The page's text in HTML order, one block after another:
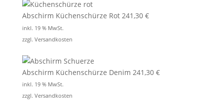
Abschirm Küchenschürze Rot 241,30 €
inkl. 19 % MwSt.
zzgl. Versandkosten
Abschirm Küchenschürze Denim 241,30 €
inkl. 19 % MwSt.
zzgl. Versandkosten